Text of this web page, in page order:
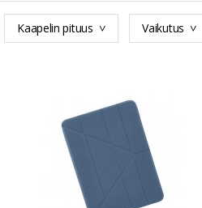
Kaapelin pituus Vaikutus